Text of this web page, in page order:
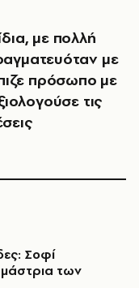
με
πρόσωπο με
τις
Σοφί
των